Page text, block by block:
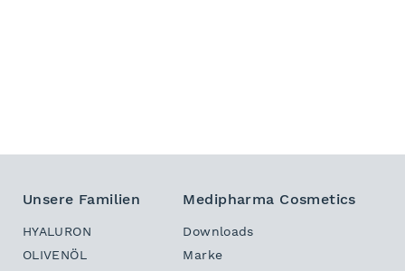
Unsere Familien
HYALURON
OLIVENÖL
Medipharma Cosmetics
Downloads
Marke